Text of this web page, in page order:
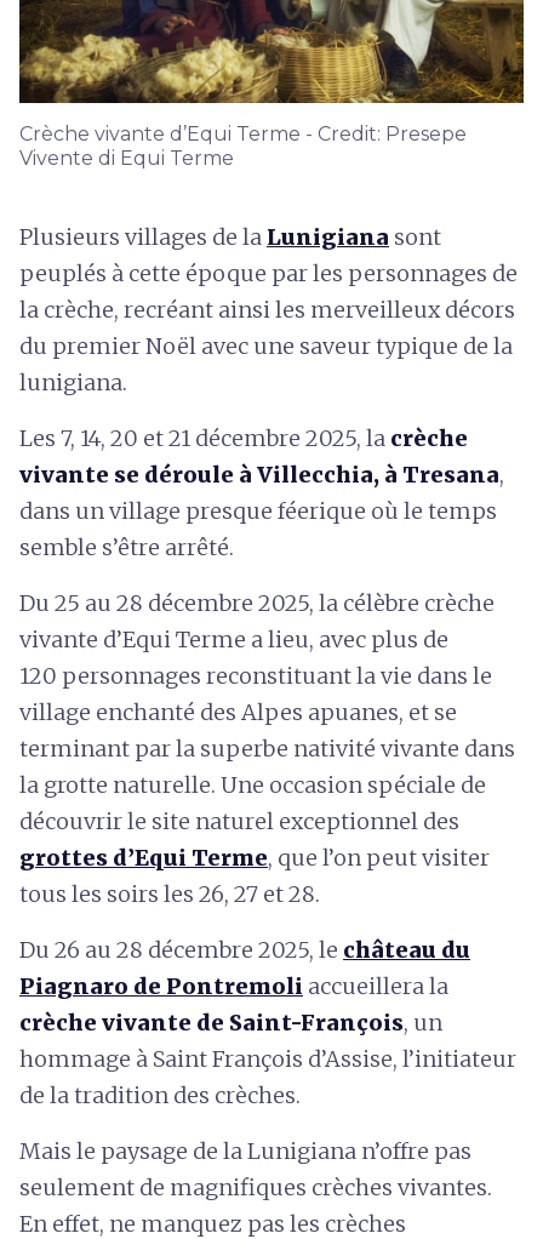
Crèche vivante d’Equi Terme - Credit: Presepe
Vivente di Equi Terme
Plusieurs villages de la Lunigiana sont
peuplés à cette époque par les personnages de
la crèche, recréant ainsi les merveilleux décors
du premier Noël avec une saveur typique de la
lunigiana.
Les 7, 14, 20 et 21 décembre 2025, la crèche
vivante se déroule à Villecchia, à Tresana,
dans un village presque féerique où le temps
semble s’être arrêté.
Du 25 au 28 décembre 2025, la célèbre crèche
vivante d’Equi Terme a lieu, avec plus de
120 personnages reconstituant la vie dans le
village enchanté des Alpes apuanes, et se
terminant par la superbe nativité vivante dans
la grotte naturelle. Une occasion spéciale de
découvrir le site naturel exceptionnel des
grottes d’Equi Terme, que l’on peut visiter
tous les soirs les 26, 27 et 28.
Du 26 au 28 décembre 2025, le château du
Piagnaro de Pontremoli accueillera la
crèche vivante de Saint-François, un
hommage à Saint François d’Assise, l’initiateur
de la tradition des crèches.
Mais le paysage de la Lunigiana n’offre pas
seulement de magnifiques crèches vivantes.
En effet, ne manquez pas les crèches